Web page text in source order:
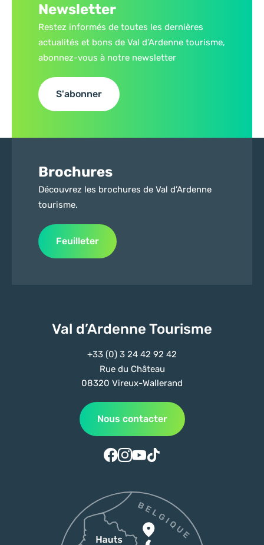
Newsletter
Restez informés de toutes les dernières
actualités et bons de Val d’Ardenne tourisme,
abonnez-vous à notre newsletter
S'abonner
Brochures
Découvrez les brochures de Val d’Ardenne
tourisme.
Feuilleter
Val d’Ardenne Tourisme
+33 (0) 3 24 42 92 42
Rue du Château
08320 Vireux-Wallerand
Nous contacter
Suivez-nous sur Facebook
Suivez-nous sur Instagram
Suivez-nous sur Youtube
Suivez-nous sur Tiktok